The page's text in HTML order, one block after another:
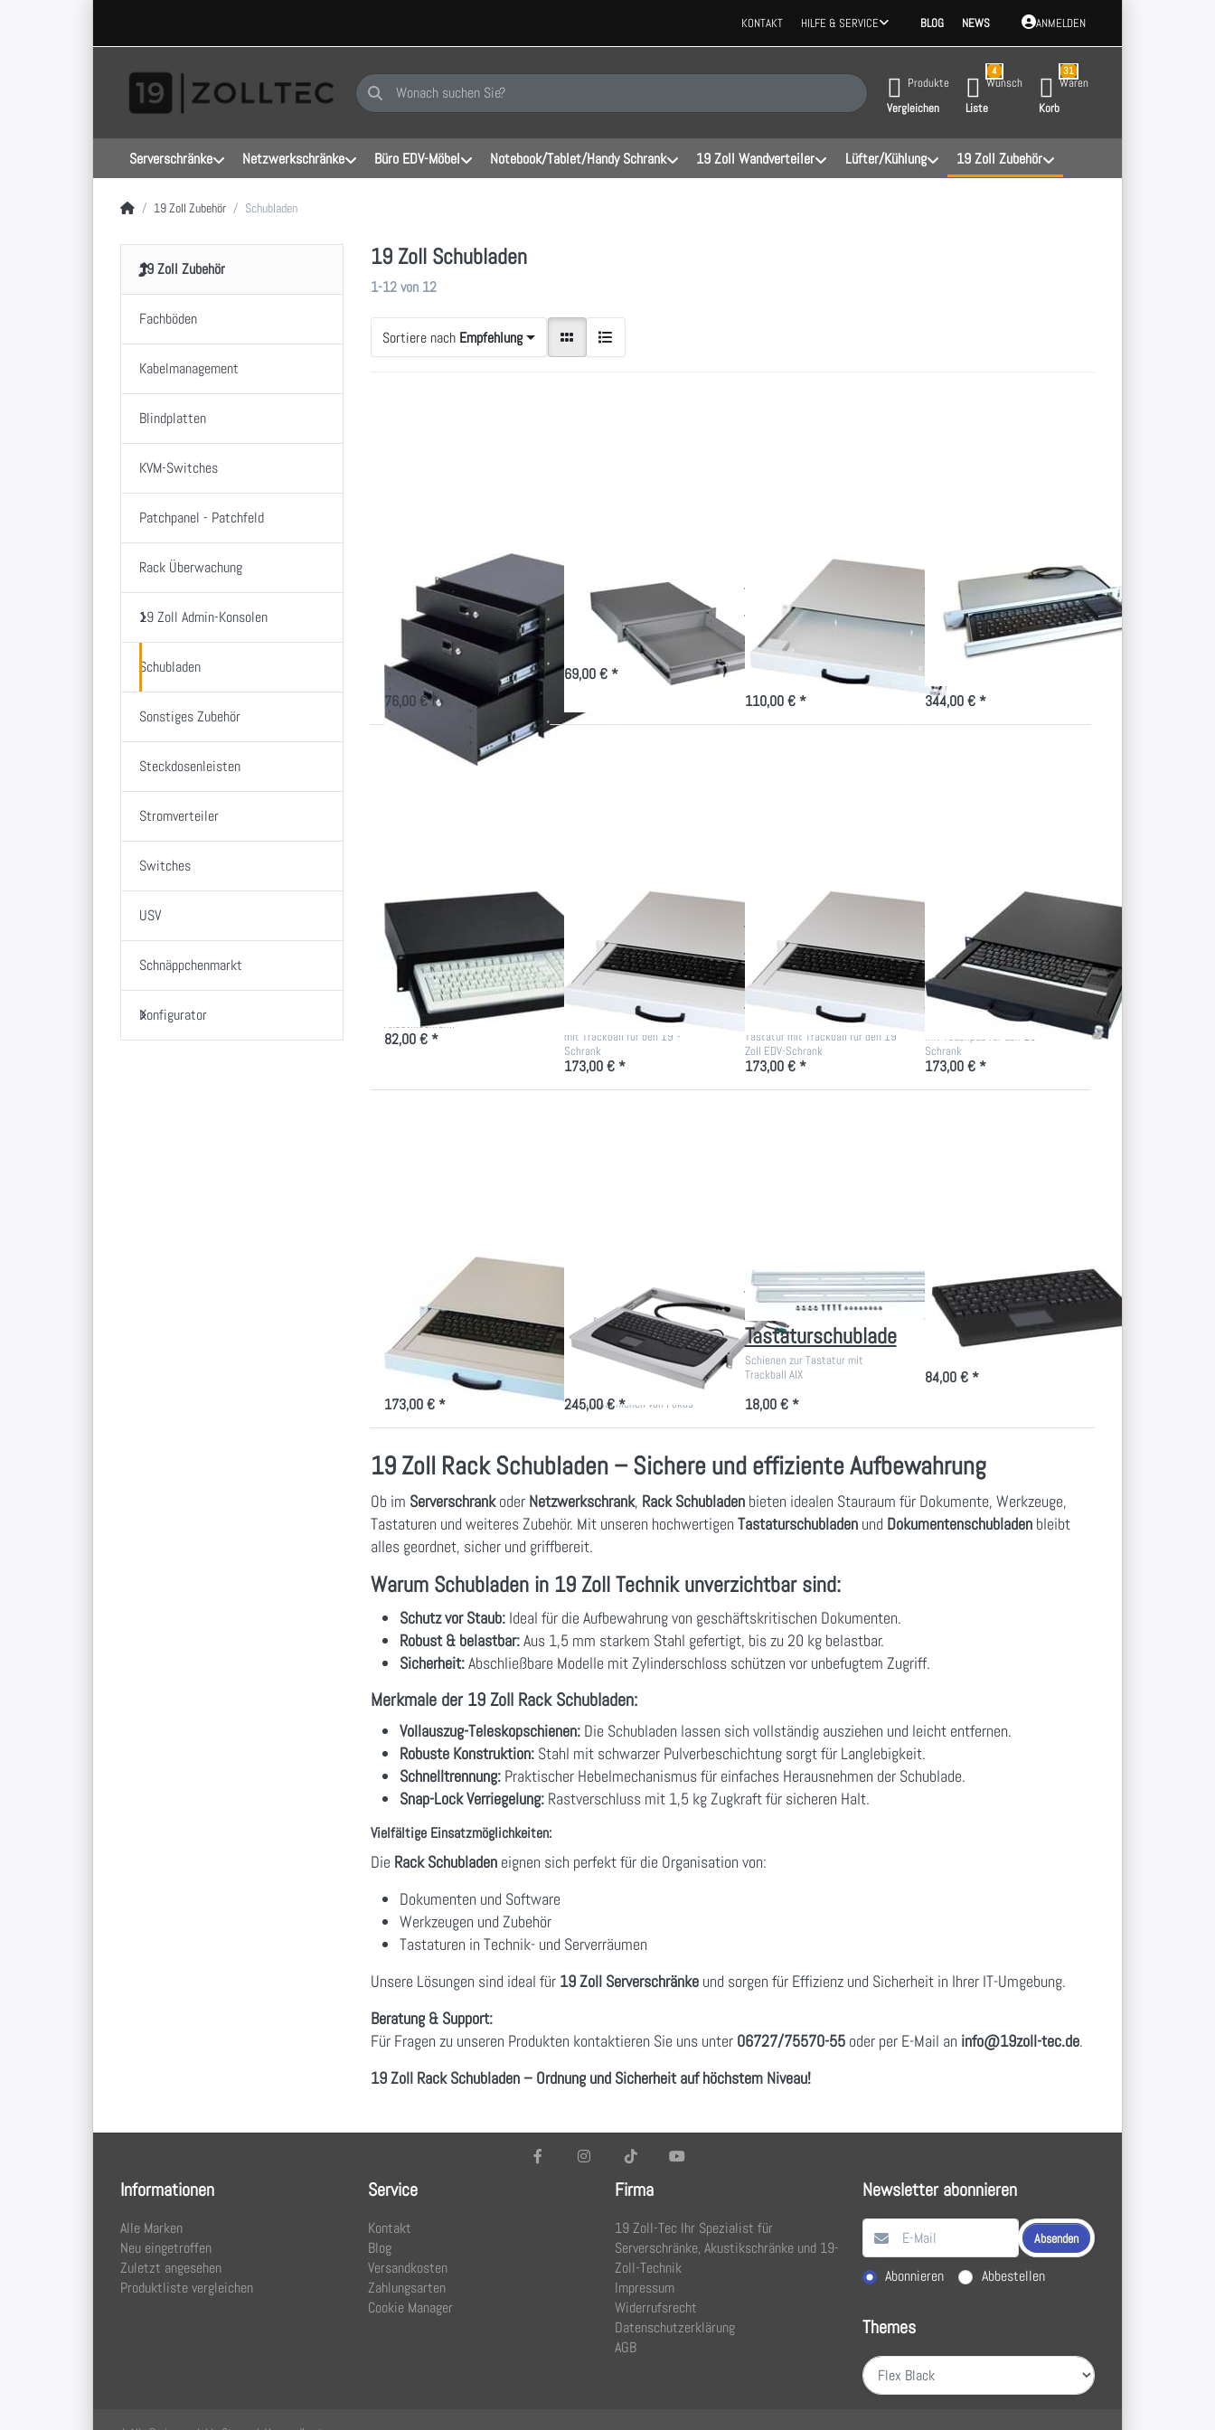
KONTAKT HILFE & SERVICE BLOG NEWS ANMELDEN
Geben Sie einen Suchbegriff ein. Während Sie tippen, erscheinen automatisch erste Ergebnisse. Drücken Sie die Eingabetaste, um alle Ergebnisse aufzurufen.
Produkte
Vergleichen
4
Wunsch
Liste
31
Waren
Korb
Serverschränke Netzwerkschränke Büro EDV-Möbel Notebook/Tablet/Handy Schrank 19 Zoll Wandverteiler Lüfter/Kühlung 19 Zoll Zubehör
Startseite
19 Zoll Zubehör Schubladen
19 Zoll Zubehör
Fachböden
Kabelmanagement
Blindplatten
KVM-Switches
Patchpanel - Patchfeld
Rack Überwachung
19 Zoll Admin-Konsolen
Schubladen
Sonstiges Zubehör
Steckdosenleisten
Stromverteiler
Switches
USV
Schnäppchenmarkt
Konfigurator
19 Zoll Schubladen
Suchergebnisse:
1-12von 12
Sortiere nach Empfehlung
19 Zoll Schublade
1 bis 4HE,
schwarz
praktische Schubladen in der 19
Zoll-Technik
76,00 € *
Dokumentenschublade,
19 Zoll, 2HE
Abschließbare
Dokumentenschublade
69,00 € *
Tastaturschublade
19 Zoll, 1HE
Tastaurschublade ohne Tastatur
in 19 Zoll Technik mit nur 1HE
110,00 € *
Kurze
Tastaturschublade
für 19 Zoll
1HE Industrietastatur für den
344,00 € *
19 Zoll
Tastaturschublade
2HE
2 HE-Schublade für Tastatur für
den Serverschrank -
Akustikschrank
82,00 € *
Drücken Sie
ENTER für mehr
19 Zoll
Tastaturschublade
1HE deutsches
Layout
lichtgraue/schwarze Tastatur
mit Trackball für den 19"-
Schrank
173,00 € *
19 Zoll US-
Tastaturschublade
1HE mit Trackball
schwarz/lichtgrau
lichtgraue/schwarze US-
Tastatur mit Trackball für den 19
Zoll EDV-Schrank
173,00 € *
Tastaturschublade
1HE deutsches
Layout
lichtgraue/schwarze Tastatur
mit Touchpad für den 19"-
Schrank
173,00 € *
19 Zoll US-
Tastaturschublade
mit Touchpad 1HE
lichtgraue/schwarze US-
Tastatur mit Touchpad für den
173,00 € *
19"-Schubfach
1HE mit Industrie-
Tastatur
RM-KB robustes
Stahlblechgehäuse mit
Teleskopschienen von Fokus
245,00 € *
Montageschienen
für 19 Zoll
Tastaturschublade
Schienen zur Tastatur mit
Trackball AIX
18,00 € *
Mini-Tastatur mit
Smard-Touchpad
Tastur für Schublade 2HE für den
Serverschrank
84,00 € *
19 Zoll Rack Schubladen – Sichere und effiziente Aufbewahrung
Ob im Serverschrankoder Netzwerkschrank, Rack Schubladen bieten idealen Stauraum für Dokumente, Werkzeuge,
Tastaturen und weiteres Zubehör. Mit unseren hochwertigen Tastaturschubladen und Dokumentenschubladen bleibt
alles geordnet, sicher und griffbereit.
Warum Schubladen in 19 Zoll Technik unverzichtbar sind:
Schutz vor Staub: Ideal für die Aufbewahrung von geschäftskritischen Dokumenten.
Robust & belastbar:Aus 1,5 mm starkem Stahl gefertigt, bis zu 20 kg belastbar.
Sicherheit:Abschließbare Modelle mit Zylinderschloss schützen vor unbefugtem Zugriff.
Merkmale der 19 Zoll Rack Schubladen:
Vollauszug-Teleskopschienen: Die Schubladen lassen sich vollständig ausziehen und leicht entfernen.
Robuste Konstruktion: Stahl mit schwarzer Pulverbeschichtung sorgt für Langlebigkeit.
Schnelltrennung: Praktischer Hebelmechanismus für einfaches Herausnehmen der Schublade.
Snap-Lock Verriegelung: Rastverschluss mit 1,5 kg Zugkraft für sicheren Halt.
Vielfältige Einsatzmöglichkeiten:
Die Rack Schubladen eignen sich perfekt für die Organisation von:
Dokumenten und Software
Werkzeugen und Zubehör
Tastaturen in Technik- und Serverräumen
Unsere Lösungen sind ideal für 19 Zoll Serverschränke und sorgen für Effizienz und Sicherheit in Ihrer IT-Umgebung.
Beratung & Support:
Für Fragen zu unseren Produkten kontaktieren Sie uns unter 06727/75570-55 oder per E-Mail an info@19zoll-tec.de.
19 Zoll Rack Schubladen – Ordnung und Sicherheit auf höchstem Niveau!
Informationen
Alle Marken
Neu eingetroffen
Zuletzt angesehen
Produktliste vergleichen
Service
Kontakt
Blog
Versandkosten
Zahlungsarten
Cookie Manager
Firma
19 Zoll-Tec Ihr Spezialist für
Serverschränke, Akustikschränke und 19-
Zoll-Technik
Impressum
Widerrufsrecht
Datenschutzerklärung
AGB
Newsletter abonnieren
Absenden
Aktion wählen
Abonnieren Abbestellen
Themes